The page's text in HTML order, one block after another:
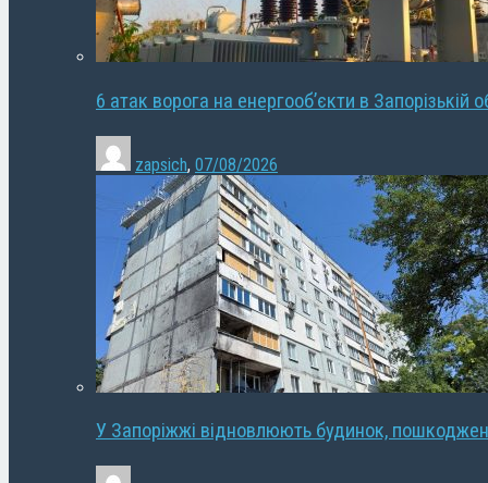
6 атак ворога на енергооб’єкти в Запорізькій
zapsich, 07/08/2026
У Запоріжжі відновлюють будинок,